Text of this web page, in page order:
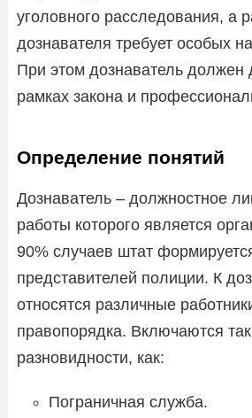
уголовного расследования, а
дознавателя требует особых
При этом дознаватель должен
рамках закона и
Определение понятий
Дознаватель – должностное
работы которого является
90% случаев штат
представителей полиции. К
относятся различные
правопорядка. Включаются
разновидности, как:
Пограничная служба.